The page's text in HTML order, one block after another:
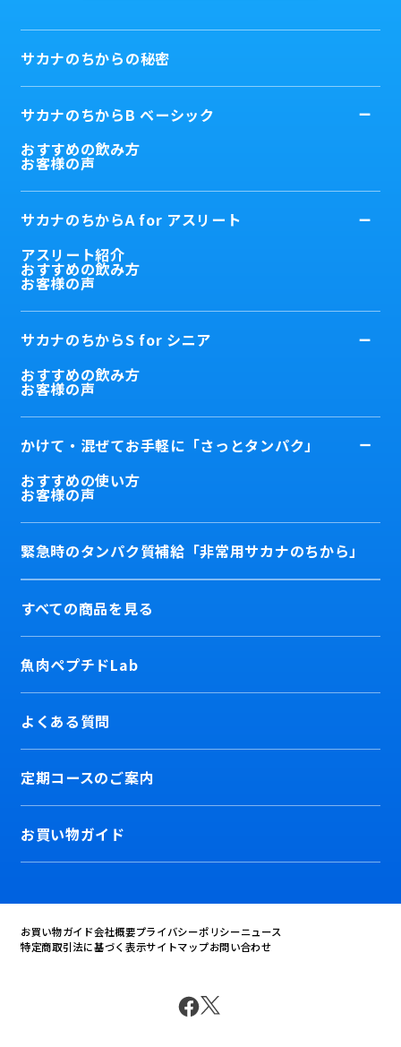
サカナのちからの秘密
サカナのちからB ベーシック
おすすめの飲み方
お客様の声
サカナのちからA for アスリート
アスリート紹介
おすすめの飲み方
お客様の声
サカナのちからS for シニア
おすすめの飲み方
お客様の声
かけて・混ぜてお手軽に「さっとタンパク」
おすすめの使い方
お客様の声
緊急時のタンパク質補給「非常用サカナのちから」
すべての商品を見る
魚肉ペプチドLab
よくある質問
定期コースのご案内
お買い物ガイド
お買い物ガイド会社概要プライバシーポリシーニュース
特定商取引法に基づく表示サイトマップお問い合わせ